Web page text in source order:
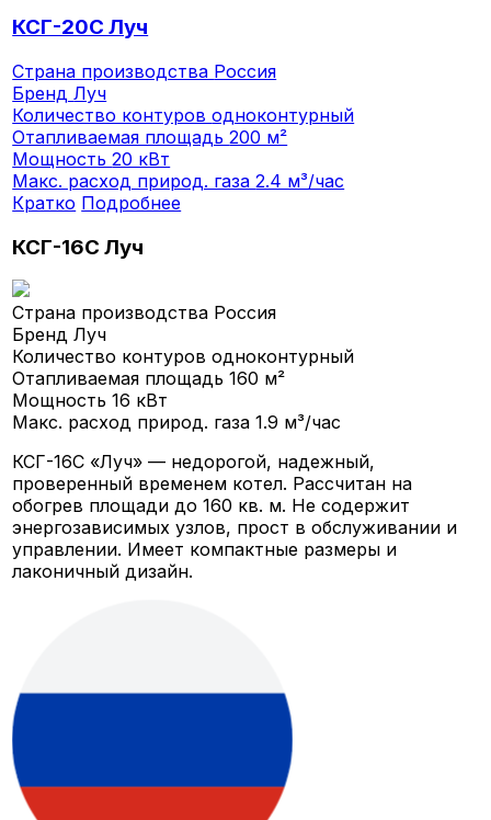
КСГ-20С Луч
Страна производства Россия
БрендЛуч
Количество контуроводноконтурный
Отапливаемая площадь200 м²
Мощность20 кВт
Макс. расход природ. газа2.4 м³/час
Кратко Подробнее
КСГ-16С Луч
Страна производства Россия
БрендЛуч
Количество контуроводноконтурный
Отапливаемая площадь160 м²
Мощность16 кВт
Макс. расход природ. газа1.9 м³/час
КСГ-16С «Луч» — недорогой, надежный,
проверенный временем котел. Рассчитан на
обогрев площади до 160 кв. м. Не содержит
энергозависимых узлов, прост в обслуживании и
управлении. Имеет компактные размеры и
лаконичный дизайн.